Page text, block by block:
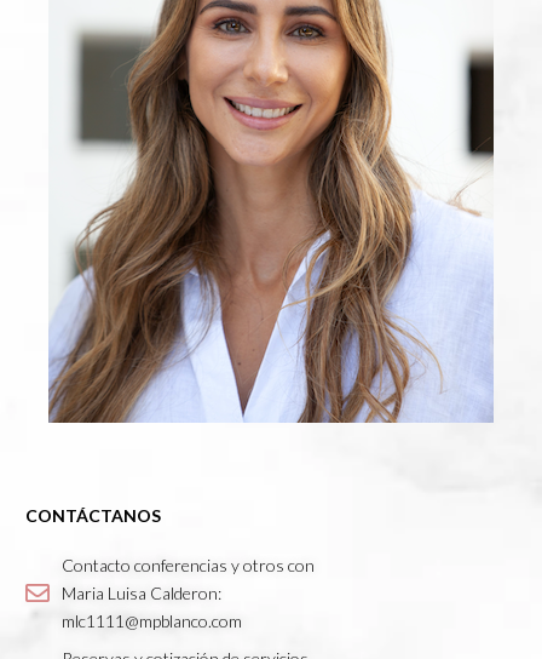
CONTÁCTANOS
Contacto conferencias y otros con
Maria Luisa Calderon:
mlc1111@mpblanco.com